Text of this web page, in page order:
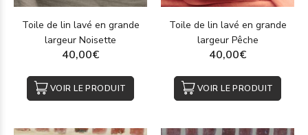
Toile de lin lavé en grande
largeur Noisette
40,00€
VOIR LE PRODUIT
Toile de lin lavé en grande
largeur Pêche
40,00€
VOIR LE PRODUIT